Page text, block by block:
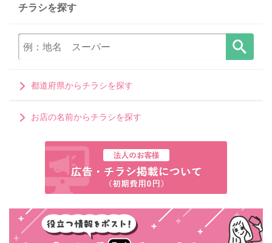
チラシを探す
都道府県からチラシを探す
お店の名前からチラシを探す